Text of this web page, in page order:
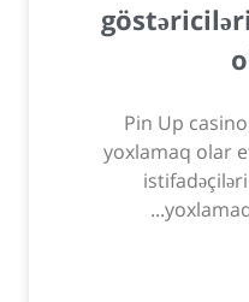
Pin Up
yoxlamaq olar